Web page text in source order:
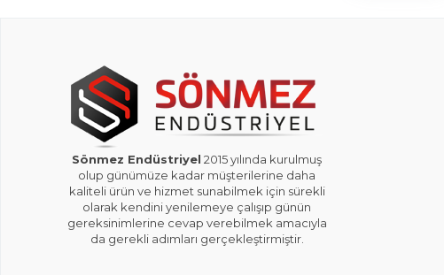
Sönmez Endüstriyel 2015 yılında kurulmuş
olup günümüze kadar müşterilerine daha
kaliteli ürün ve hizmet sunabilmek için sürekli
olarak kendini yenilemeye çalışıp günün
gereksinimlerine cevap verebilmek amacıyla
da gerekli adımları gerçekleştirmiştir.